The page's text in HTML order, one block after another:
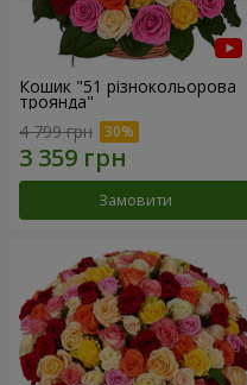
Кошик "51 різнокольорова
троянда"
4 799 грн
Замовити